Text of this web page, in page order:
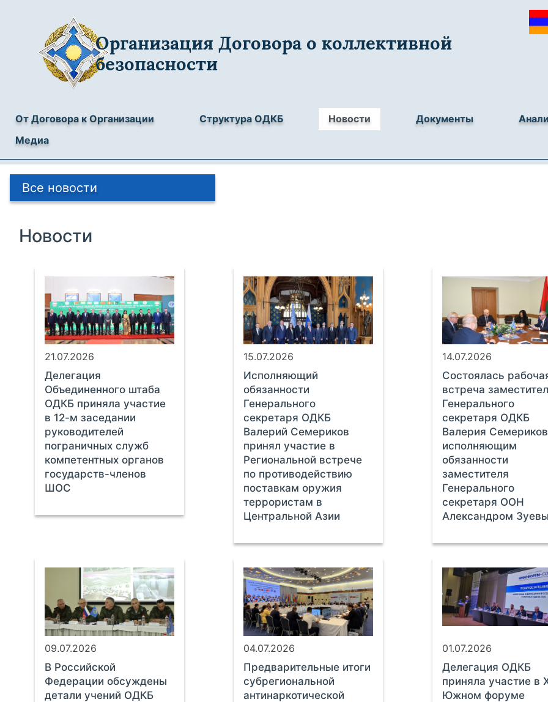
Организация Договора о коллективной
безопасности
От Договора к Организации Структура ОДКБ Новости Документы
Медиа
Все новости
Новости
21.07.2026
Делегация
Объединенного штаба
ОДКБ приняла участие
в 12-м заседании
руководителей
пограничных служб
компетентных органов
государств-членов
ШОС
15.07.2026
Исполняющий
обязанности
Генерального
секретаря ОДКБ
Валерий Семериков
принял участие в
Региональной встрече
по противодействию
поставкам оружия
террористам в
Центральной Азии
14.07.2026
Состоялась
встреча
Генерального
секретаря ОДКБ
Валерия
исполняющим
обязанности
заместителя
Генерального
секретаря ООН
Александром
09.07.2026
В Российской
Федерации обсуждены
детали учений ОДКБ
04.07.2026
Предварительные итоги
субрегиональной
антинаркотической
01.07.2026
Делегация ОДКБ
приняла участие в
Южном форуме